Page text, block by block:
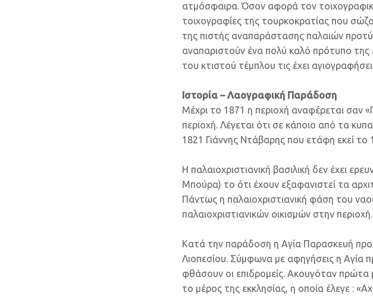
ατμόσφαιρα. Όσον αφορά τον
τοιχογραφίες της τουρκοκρατίας που
της πιστής αναπαράστασης παλαιών
αναπαριστούν ένα πολύ καλό πρότυπο
του κτιστού τέμπλου τις έχει
Ιστορία – Λαογραφική Παράδοση
Μέχρι το 1871 η περιοχή αναφέρεται σαν
περιοχή. Λέγεται ότι σε κάποιο από τα
1821 Γιάννης Ντάβαρης που ετάφη εκεί το
Η παλαιοχριστιανική βασιλική δεν έχει
Μπούρα) το ότι έχουν εξαφανιστεί τα
Πάντως η παλαιοχριστιανική φάση του
παλαιοχριστιανικών οικισμών στην περιοχή.
Κατά την παράδοση η Αγία Παρασκευή
Λιοπεσίου. Σύμφωνα με αφηγήσεις η Αγία
φθάσουν οι επιδρομείς. Ακουγόταν πρώτα
το μέρος της εκκλησίας, η οποία έλεγε :